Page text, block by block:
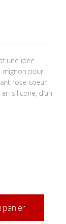
une idée
mignon pour
rose coeur
silicone, d’un
panier